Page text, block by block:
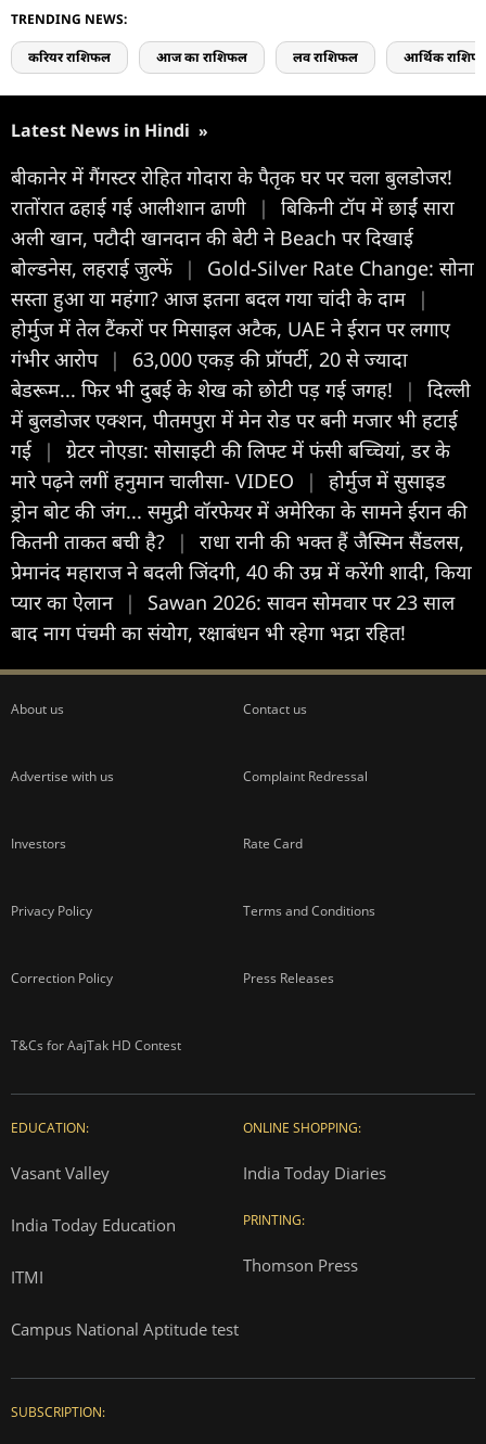
TRENDING NEWS:
करियर राशिफल आज का राशिफल लव राशिफल आर्थिक
Latest News in Hindi »
बीकानेर में गैंगस्टर रोहित गोदारा के पैतृक घर पर चला बुलडोजर!
रातोंरात ढहाई गई आलीशान ढाणी
|
बिकिनी टॉप में छाईं सारा
अली खान, पटौदी खानदान की बेटी ने Beach पर दिखाई
बोल्डनेस, लहराई जुल्फें |
Gold-Silver Rate Change: सोना
सस्ता हुआ या महंगा? आज इतना बदल गया चांदी के दाम
|
होर्मुज में तेल टैंकरों पर मिसाइल अटैक, UAE ने ईरान पर लगाए
गंभीर आरोप |
63,000 एकड़ की प्रॉपर्टी, 20 से ज्यादा
बेडरूम... फिर भी दुबई के शेख को छोटी पड़ गई जगह!
|
दिल्ली
में बुलडोजर एक्शन, पीतमपुरा में मेन रोड पर बनी मजार भी हटाई
गई
|
ग्रेटर नोएडा: सोसाइटी की लिफ्ट में फंसी बच्चियां, डर के
मारे पढ़ने लगीं हनुमान चालीसा- VIDEO
|
होर्मुज में सुसाइड
ड्रोन बोट की जंग... समुद्री वॉरफेयर में अमेरिका के सामने ईरान की
कितनी ताकत बची है?
|
राधा रानी की भक्त हैं जैस्मिन सैंडलस,
प्रेमानंद महाराज ने बदली जिंदगी, 40 की उम्र में करेंगी शादी, किया
प्यार का ऐलान |
Sawan 2026: सावन सोमवार पर 23 साल
बाद नाग पंचमी का संयोग, रक्षाबंधन भी रहेगा भद्रा रहित!
About us Contact us
Advertise with us Complaint Redressal
Investors Rate Card
Privacy Policy Terms and Conditions
Correction Policy Press Releases
T&Cs for AajTak HD Contest
EDUCATION:
Vasant Valley
India Today Education
ITMI
Campus National Aptitude test
ONLINE SHOPPING:
India Today Diaries
PRINTING:
Thomson Press
SUBSCRIPTION: